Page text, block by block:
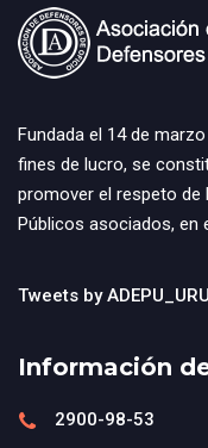
Fundada el 14 de
fines de lucro, se
promover el respeto de
Públicos asociados, en
Tweets by ADEPU_URU
Información
2900-98-53